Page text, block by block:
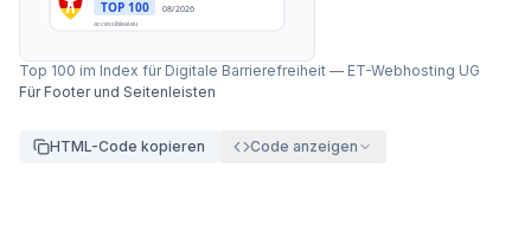
TOP 100 08/2026
accessibleai.eu
Top 100 im Index für Digitale Barrierefreiheit — ET-Webhosting UG
Für Footer und Seitenleisten
HTML-Code kopieren Code anzeigen